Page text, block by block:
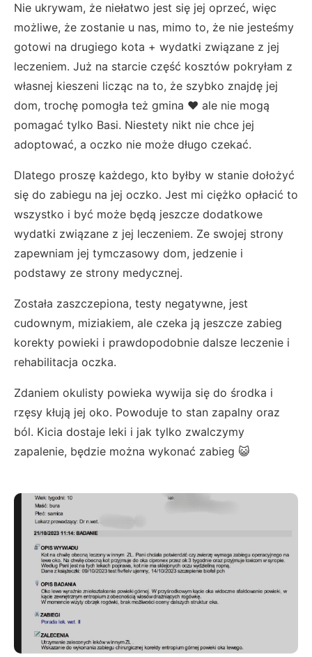
Nie ukrywam, że niełatwo jest się jej oprzeć, więc
możliwe, że zostanie u nas, mimo to, że nie jesteśmy
gotowi na drugiego kota + wydatki związane z jej
leczeniem. Już na starcie część kosztów pokryłam z
własnej kieszeni licząc na to, że szybko znajdę jej
dom, trochę pomogła też gmina ❤ ale nie mogą
pomagać tylko Basi. Niestety nikt nie chce jej
adoptować, a oczko nie może długo czekać.
Dlatego proszę każdego, kto byłby w stanie dołożyć
się do zabiegu na jej oczko. Jest mi ciężko opłacić to
wszystko i być może będą jeszcze dodatkowe
wydatki związane z jej leczeniem. Ze swojej strony
zapewniam jej tymczasowy dom, jedzenie i
podstawy ze strony medycznej.
Została zaszczepiona, testy negatywne, jest
cudownym, miziakiem, ale czeka ją jeszcze zabieg
korekty powieki i prawdopodobnie dalsze leczenie i
rehabilitacja oczka.
Zdaniem okulisty powieka wywija się do środka i
rzęsy kłują jej oko. Powoduje to stan zapalny oraz
ból. Kicia dostaje leki i jak tylko zwalczymy
zapalenie, będzie można wykonać zabieg 😺